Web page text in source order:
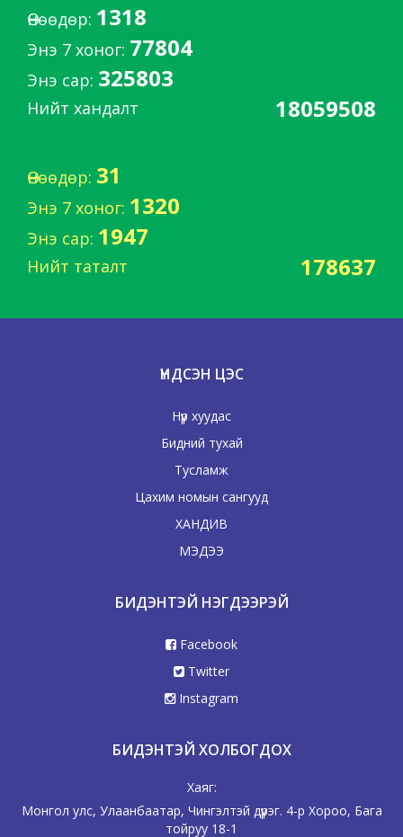
Өнөөдөр: 1318
Энэ 7 хоног: 77804
Энэ сар: 325803
Нийт хандалт 18059508
Өнөөдөр: 31
Энэ 7 хоног: 1320
Энэ сар: 1947
Нийт таталт 178637
ҮНДСЭН ЦЭС
Нүүр хуудас
Бидний тухай
Тусламж
Цахим номын сангууд
ХАНДИВ
МЭДЭЭ
БИДЭНТЭЙ НЭГДЭЭРЭЙ
Facebook
Twitter
Instagram
БИДЭНТЭЙ ХОЛБОГДОХ
Хаяг:
Монгол улс, Улаанбаатар, Чингэлтэй дүүрэг. 4-р Хороо, Бага
тойруу 18-1